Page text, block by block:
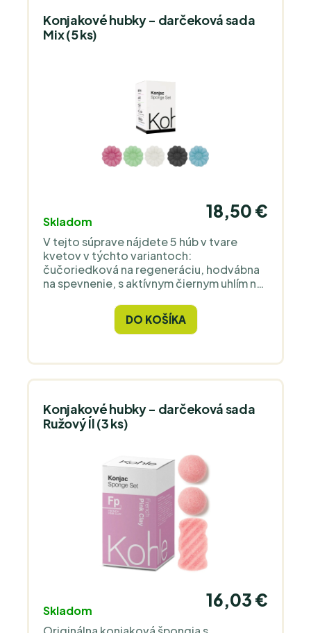
každý typ pokožky - BEZ PLASTOV.
Konjakové hubky - darčeková sada
Mix (5 ks)
Skladom
18,50 €
V tejto súprave nájdete 5 húb v tvare
kvetov v týchto variantoch:
čučoriedková na regeneráciu, hodvábna
na spevnenie, s aktívnym čiernym uhlím na
vera na hydratáciu pokožky.
DO KOŠÍKA
Konjakové hubky - darčeková sada
Ružový Íl (3 ks)
Skladom
16,03 €